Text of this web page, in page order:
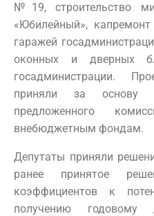
№19, строительство
«Юбилейный»,
гаражей
оконных и дверных
госадминистрации.
приняли за основу
предложенного
внебюджетным фондам.
Депутаты приняли
ранее принятое
коэффициентов к
получению годовому